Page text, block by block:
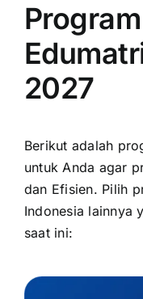
2027
Berikut adalah
untuk Anda agar
dan Efisien. Pilih
Indonesia lainnya
saat ini: